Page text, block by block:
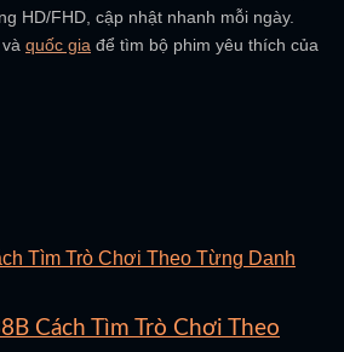
HD/FHD, cập nhật nhanh mỗi ngày.
và quốc gia để tìm bộ phim yêu thích của
Cách Tìm Trò Chơi Theo